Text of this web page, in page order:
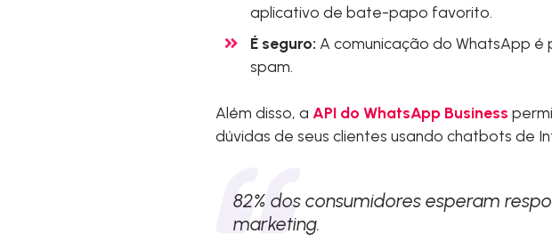
aplicativo de bate-papo favorito.
É seguro: A comunicação do WhatsApp é
spam.
Além disso, a API do WhatsApp Business
dúvidas de seus clientes usando chatbots de
82% dos consumidores esperam
marketing.